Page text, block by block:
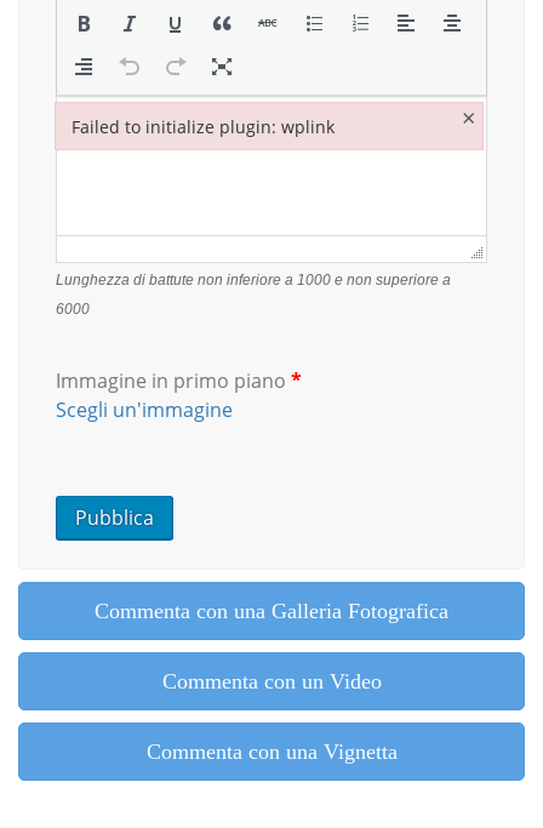
Lunghezza di battute non inferiore a 1000 e non superiore a
6000
Immagine in primo piano *
Scegli un'immagine
Commenta con una Galleria Fotografica
Commenta con un Video
Commenta con una Vignetta
Failed to initialize plugin: wplink ×
Failed to initialize plugin: wplink